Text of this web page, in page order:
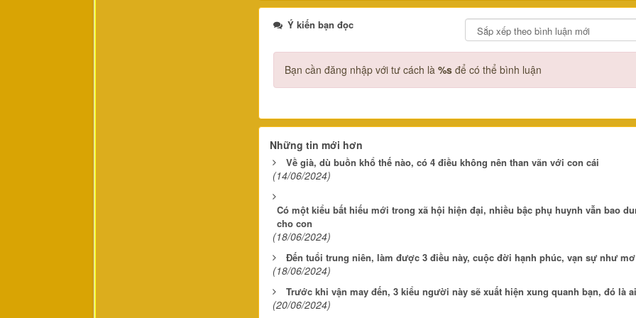
Ý kiến bạn đọc
Bạn cần đăng nhập với tư cách là %sđể có thể bình luận
Những tin mới hơn
Về già, dù buồn khổ thế nào, có 4 điều không nên than vãn với con cái
(14/06/2024)
Có một kiểu bất hiếu mới trong xã hội hiện đại, nhiều bậc phụ huynh vẫn bao
cho con
(18/06/2024)
Đến tuổi trung niên, làm được 3 điều này, cuộc đời hạnh phúc, vạn sự như mơ
(18/06/2024)
Trước khi vận may đến, 3 kiểu người này sẽ xuất hiện xung quanh bạn, đó là
(20/06/2024)